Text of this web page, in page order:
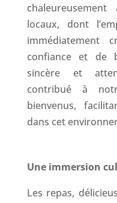
locaux, dont
immédiatement
confiance et de
sincère et
contribué à
bienvenus,
dans cet
Une immersion
Les repas,